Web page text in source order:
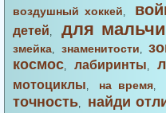
воздушный хоккей,
детей, для
змейка, знаменитости,
космос, лабиринты,
мотоциклы, на время,
точность, найди